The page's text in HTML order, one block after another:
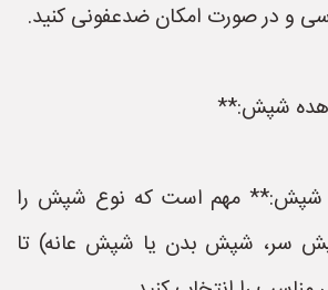
و در صورت امکان ضدعفونی کنید.
شپش:** مهم است که نوع شپش را
سر، شپش بدن یا شپش عانه) تا